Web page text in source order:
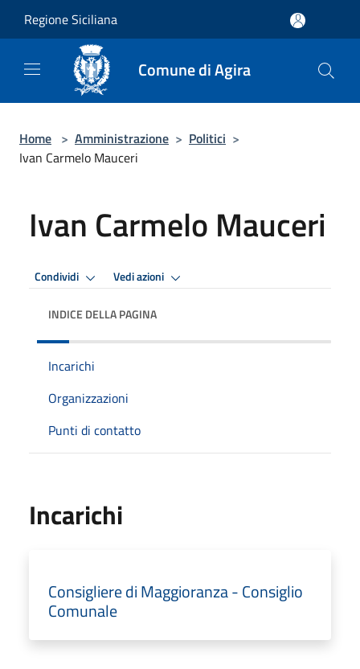
Regione Siciliana
Comune di Agira
Home > Amministrazione > Politici >
Ivan Carmelo Mauceri
Ivan Carmelo Mauceri
Condividi Vedi azioni
INDICE DELLA PAGINA
Incarichi
Organizzazioni
Punti di contatto
Incarichi
Consigliere di Maggioranza - Consiglio
Comunale